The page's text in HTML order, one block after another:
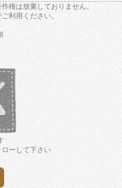
権は放棄しておりません。
利用ください。
ーして下さい